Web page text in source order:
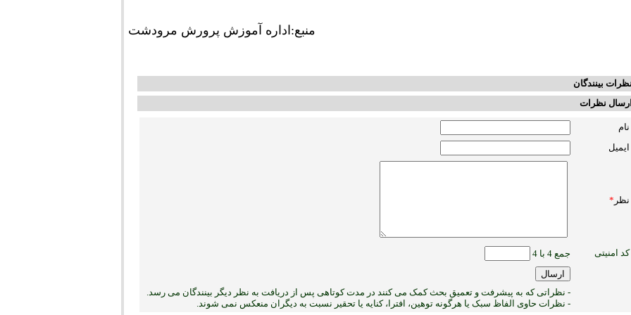
منبع:اداره آموزش پرورش مرودشت
بینندگان
نظرات
نام
ایمیل
نظر *
کد امنیتی جمع 4 با 4
- نظراتی که به پیشرفت و تعمیق بحث کمک می کنند در مدت کوتاهی پس از دریافت به نظر دیگر بینندگان می رسد.
- نظرات حاوی الفاظ سبک یا هرگونه توهین، افترا، کنایه یا تحقیر نسبت به دیگران منعکس نمی ‏شوند.